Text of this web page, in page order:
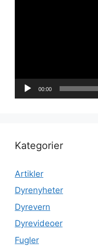
00:00
Kategorier
Artikler
Dyrenyheter
Dyrevern
Dyrevideoer
Fugler